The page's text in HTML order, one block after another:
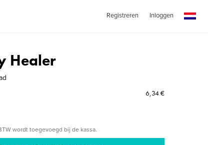
Registreren Inloggen
Healer
6,34 €
wordt toegevoegd bij de kassa.